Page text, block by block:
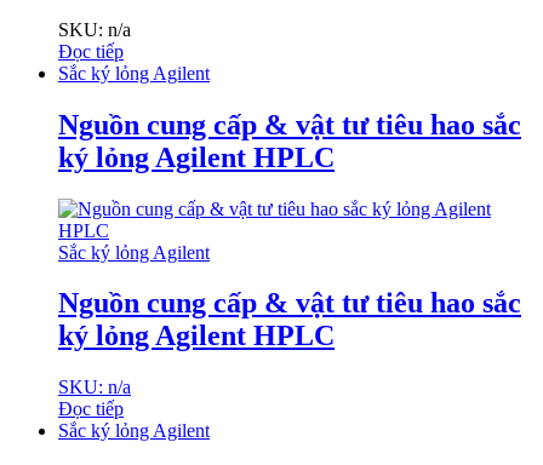
SKU: n/a
Đọc tiếp
Sắc ký lỏng Agilent
Nguồn cung cấp & vật tư tiêu hao sắc
ký lỏng Agilent HPLC
Sắc ký lỏng Agilent
Nguồn cung cấp & vật tư tiêu hao sắc
ký lỏng Agilent HPLC
SKU: n/a
Đọc tiếp
Sắc ký lỏng Agilent